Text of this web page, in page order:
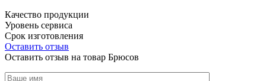
Качество продукции
Уровень сервиса
Срок изготовления
Оставить отзыв
Оставить отзыв на товар Брюсов